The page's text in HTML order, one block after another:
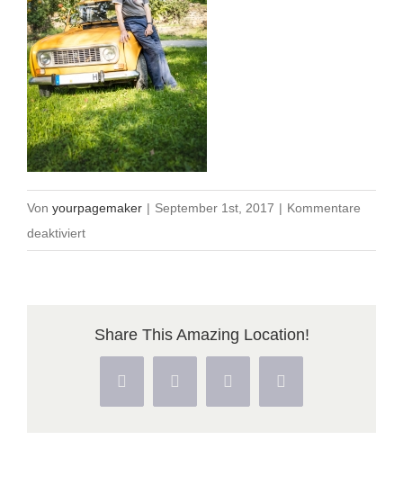
Von yourpagemaker | September 1st, 2017 | Kommentare
deaktiviertfür
Share This Amazing Location!
Facebook
X PinterestVk